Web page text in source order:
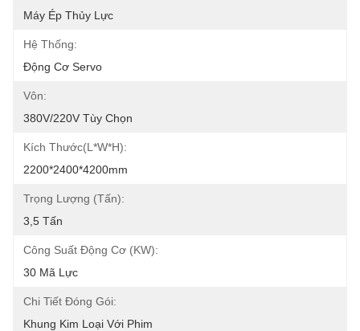
Máy Ép Thủy Lực
Hệ Thống:
Động Cơ Servo
Vôn:
380V/220V Tùy Chọn
Kích Thước(l*w*h):
2200*2400*4200mm
Trọng Lượng (tấn):
3,5 Tấn
Công Suất Động Cơ (kW):
30 Mã Lực
Chi Tiết Đóng Gói:
Khung Kim Loại Với Phim